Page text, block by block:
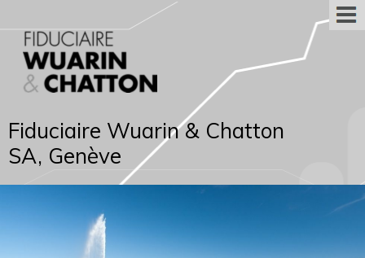
Fiduciaire Wuarin & Chatton
SA, Genève